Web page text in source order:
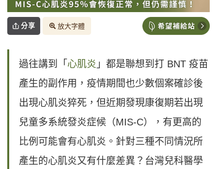
分享 放大字體
過往講到「 心肌炎 」都是聯想到打 BNT 疫苗
產生的副作用，疫情期間也少數個案確診後
出現心肌炎猝死，但近期發現康復期若出現
兒童多系統發炎症候（MIS-C），有更高的
比例可能會有心肌炎。針對三種不同情況所
產生的心肌炎又有什麼差異？台灣兒科醫學